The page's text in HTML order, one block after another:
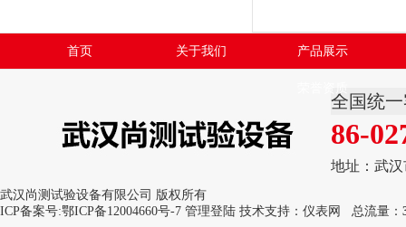
首页 关于我们 产品展示
全国统
86-
地址：武
武汉尚测试验设备有限公司 版权所有
ICP备案号:鄂ICP备12004660号-7 管理登陆 技术支持： 仪表网 总流量：